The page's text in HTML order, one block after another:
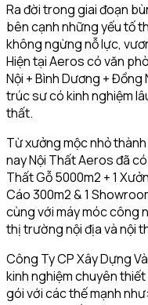
Ra đời trong giai đoạn
bên cạnh những yếu tố
không ngừng nỗ lực,
Hiện tại Aeros có văn
Nội + Bình Dương + Đồng
trúc sư có kinh nghiệm
thất.
Từ xưởng mộc nhỏ
nay Nội Thất Aeros đã
Thất Gỗ 5000m2 + 1
Cáo 300m2 & 1
cùng với máy móc công
thị trường nội địa và nội
Công Ty CP Xây Dựng
kinh nghiệm chuyên
gói với các thế mạnh